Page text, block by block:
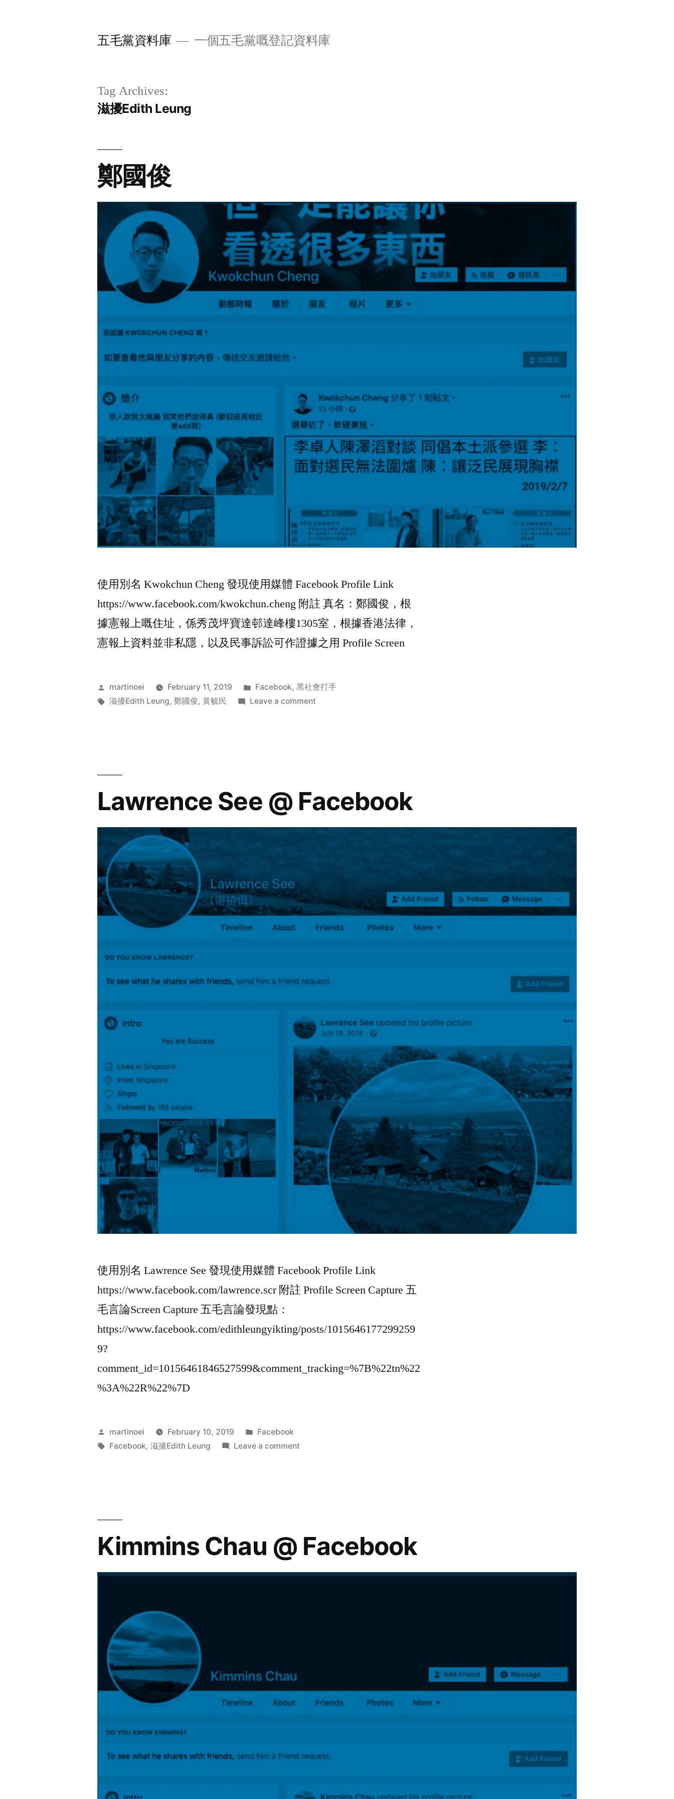
五毛黨資料庫 一個五毛黨嘅登記資料庫
Tag Archives:
滋擾Edith Leung
鄭國俊
使用別名 Kwokchun Cheng 發現使用媒體 Facebook Profile Link
https://www.facebook.com/kwokchun.cheng 附註 真名：鄭國俊，根
據憲報上嘅住址，係秀茂坪寶達邨達峰樓1305室，根據香港法律，
憲報上資料並非私隱，以及民事訴訟可作證據之用 Profile Screen
Posted
by
martinoei February 11, 2019
Posted
in
Facebook, 黑社會打手
Tags:
滋擾Edith Leung,鄭國俊,黃毓民 Leave a comment
Lawrence See @ Facebook
使用別名 Lawrence See 發現使用媒體 Facebook Profile Link
https://www.facebook.com/lawrence.scr 附註 Profile Screen Capture 五
毛言論Screen Capture 五毛言論發現點：
https://www.facebook.com/edithleungyikting/posts/1015646177299259
9?
comment_id=10156461846527599&comment_tracking=%7B%22tn%22
%3A%22R%22%7D
Posted
by
martinoei February 10, 2019
Posted
in
Facebook
Tags:
Facebook,滋擾Edith Leung Leave a comment
Kimmins Chau @ Facebook